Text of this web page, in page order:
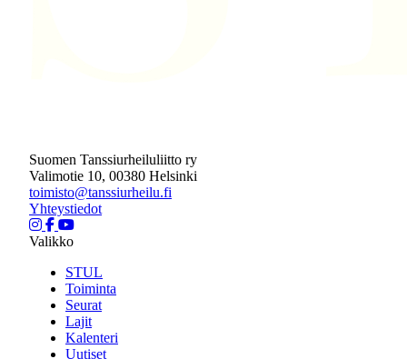
Suomen Tanssiurheiluliitto ry
Valimotie 10, 00380 Helsinki
toimisto@tanssiurheilu.fi
Yhteystiedot
Valikko
STUL
Toiminta
Seurat
Lajit
Kalenteri
Uutiset